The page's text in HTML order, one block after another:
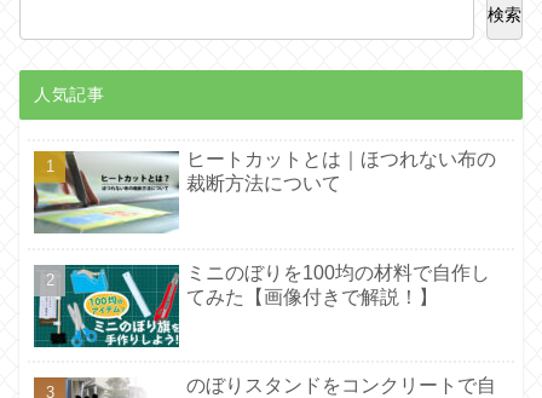
検索
人気記事
ヒートカットとは｜ほつれない布の
裁断方法について
ミニのぼりを100均の材料で自作し
てみた【画像付きで解説！】
のぼりスタンドをコンクリートで自